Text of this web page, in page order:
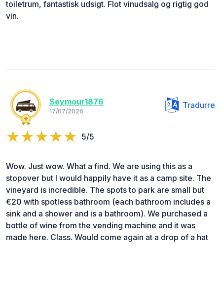
toiletrum, fantastisk udsigt. Flot vinudsalg og rigtig god
vin.
Seymour1876
17/07/2026
Tradurre
5/5
Wow. Just wow. What a find. We are using this as a
stopover but I would happily have it as a camp site. The
vineyard is incredible. The spots to park are small but
€20 with spotless bathroom (each bathroom includes a
sink and a shower and is a bathroom). We purchased a
bottle of wine from the vending machine and it was
made here. Class. Would come again at a drop of a hat